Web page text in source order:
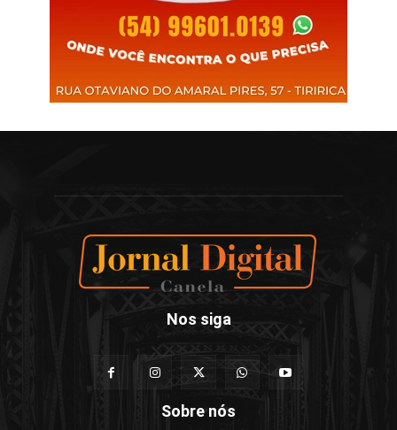
Nos siga
Sobre nós